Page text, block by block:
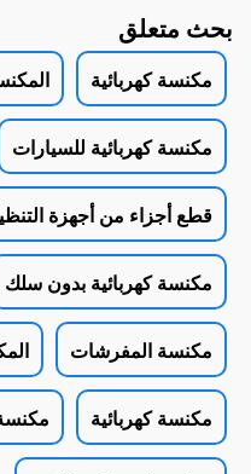
بحث متعلق
مكنسة كهربائية
مكنسة كهربائية للسيارات
قطع أجزاء من أجهزة
مكنسة كهربائية بدون سلك
مكنسة المفرشات
مكنسة كهربائية مكنسة